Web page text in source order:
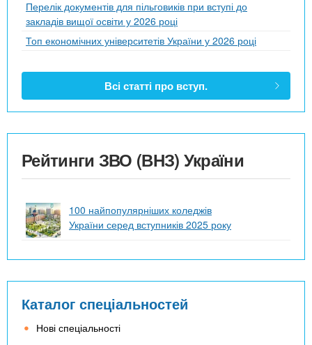
Перелік документів для пільговиків при вступі до
закладів вищої освіти у 2026 році
Топ економічних університетів України у 2026 році
Всі статті про вступ.
Рейтинги ЗВО (ВНЗ) України
100 найпопулярніших коледжів
України серед вступників 2025 року
Каталог спеціальностей
Нові спеціальності